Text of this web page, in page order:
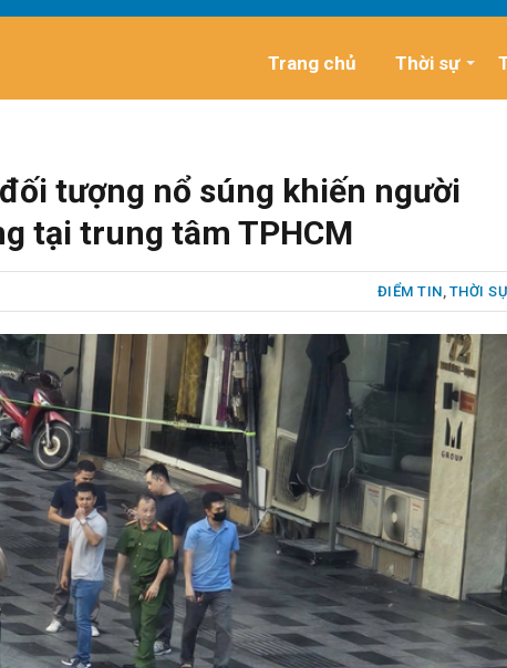
Trang chủ Thời sự
tượng nổ súng khiến người
tại trung tâm TPHCM
ĐIỂM TIN, THỜI SỰ